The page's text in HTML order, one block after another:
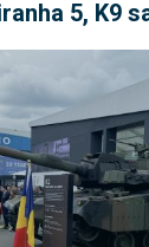
5, K9